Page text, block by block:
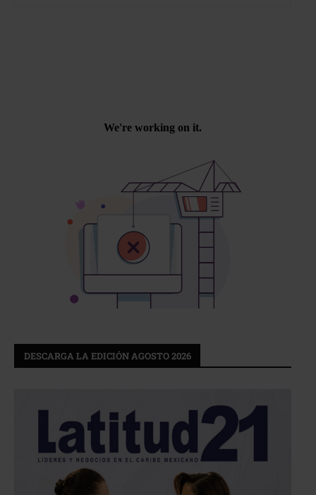
DESCARGA LA EDICIÓN AGOSTO 2026